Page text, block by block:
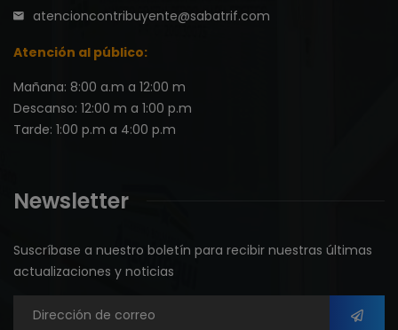
atencioncontribuyente@sabatrif.com
Atención al público:
Mañana: 8:00 a.m a 12:00 m
Descanso: 12:00 m a 1:00 p.m
Tarde: 1:00 p.m a 4:00 p.m
Newsletter
Suscríbase a nuestro boletín para recibir nuestras últimas
actualizaciones y noticias